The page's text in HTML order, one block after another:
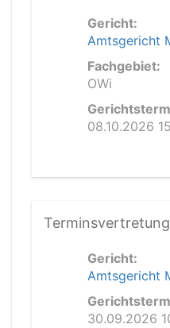
Gericht:
Amtsgericht
Fachgebiet:
OWi
08.10.2026
Gericht:
Amtsgericht
30.09.2026